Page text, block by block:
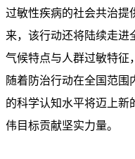
过敏性疾病的社会共治提
来，该行动还将陆续走进
气候特点与人群过敏特征
随着防治行动在全国范围
的科学认知水平将迈上新
伟目标贡献坚实力量。